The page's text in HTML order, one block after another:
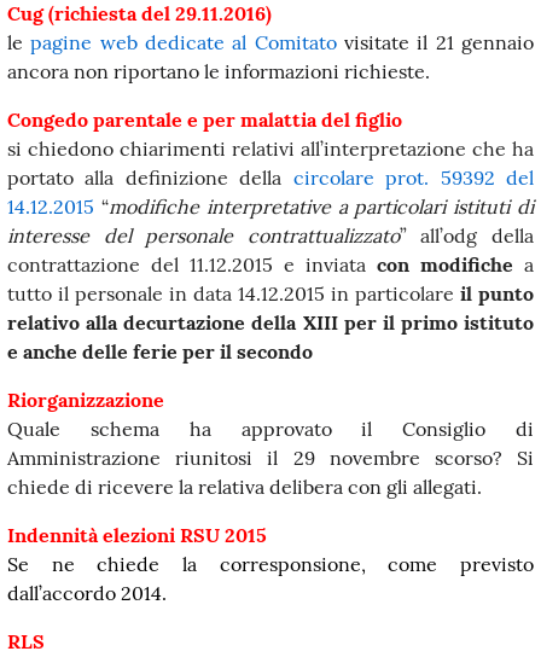
Cug (richiesta del 29.11.2016)
lepagine web dedicate al Comitatovisitate il 21 gennaio
ancora non riportano le informazioni richieste.
Congedo parentale e per malattia del figlio
si chiedono chiarimenti relativi all’interpretazione che ha
portato alla definizione della circolare prot. 59392 del
14.12.2015 “modifiche interpretative a particolari istituti di
interesse del personale contrattualizzato” all’odg della
contrattazione del 11.12.2015 e inviata con modifiche a
tutto il personale in data 14.12.2015 in particolare il punto
relativo alla decurtazione della XIII per il primo istituto
e anche delle ferie per il secondo
Riorganizzazione
Quale schema ha approvato il Consiglio di
Amministrazione riunitosi il 29 novembre scorso? Si
chiede di ricevere la relativa delibera con gli allegati.
Indennità elezioni RSU 2015
Se ne chiede la corresponsione, come previsto
dall’accordo 2014.
RLS